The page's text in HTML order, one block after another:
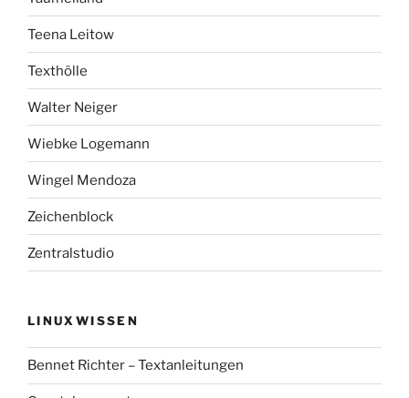
Teena Leitow
Texthölle
Walter Neiger
Wiebke Logemann
Wingel Mendoza
Zeichenblock
Zentralstudio
LINUXWISSEN
Bennet Richter – Textanleitungen